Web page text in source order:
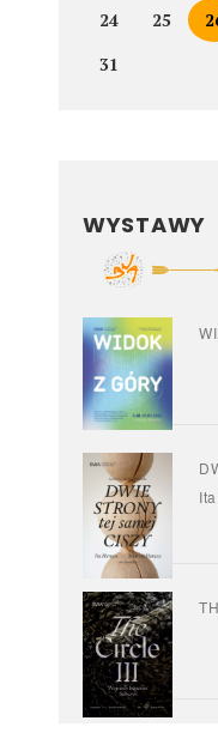
24
25
31
WYSTAWY